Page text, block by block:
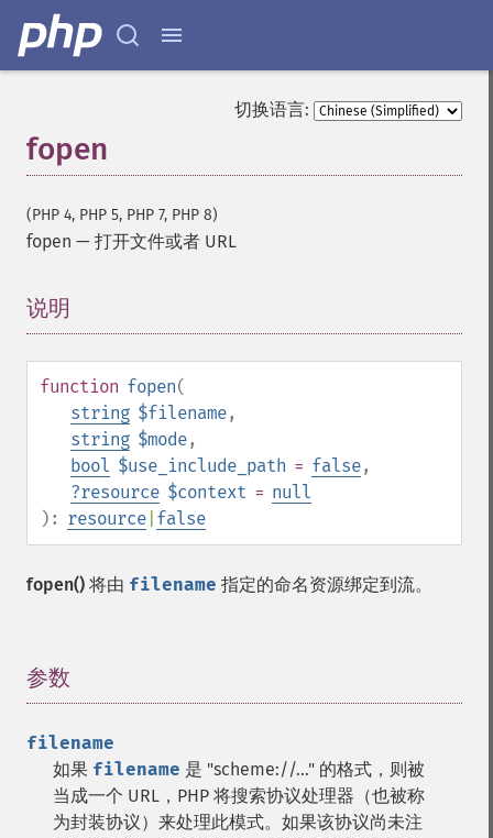
切换语言:
fopen
(PHP 4, PHP 5, PHP 7, PHP 8)
fopen — 打开文件或者 URL
说明
function fopen(
string $filename,
string $mode,
bool $use_include_path = false,
?resource $context = null
): resource false
fopen() 将由 filename 指定的命名资源绑定到流。
参数
filename
如果 filename 是 "scheme://..." 的格式，则被
当成一个 URL，PHP 将搜索协议处理器（也被称
为封装协议）来处理此模式。如果该协议尚未注